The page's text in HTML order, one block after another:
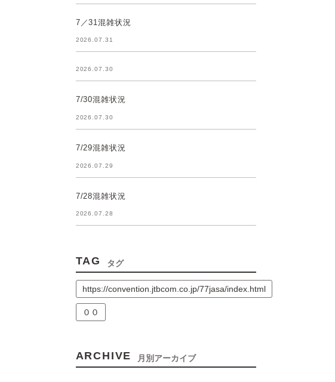
7／31混雑状況
2026.07.31
2026.07.30
7/30混雑状況
2026.07.30
7/29混雑状況
2026.07.29
7/28混雑状況
2026.07.28
TAG タグ
https://convention.jtbcom.co.jp/77jasa/index.html
００
ARCHIVE 月別アーカイブ